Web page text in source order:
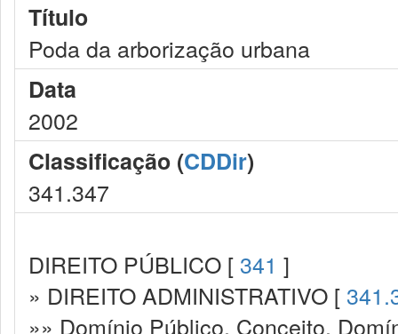
Título
Poda da arborização urbana
Data
2002
Classificação (CDDir)
341.347
DIREITO PÚBLICO [ 341 ]
» DIREITO ADMINISTRATIVO [
»» Domínio Público. Conceito.